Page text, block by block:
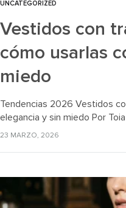
UNCATEGORIZED
Vestidos con
cómo usarlas
miedo
Tendencias 2026 Vestidos
elegancia y sin miedo Por
transparencias son el detalle
23 MARZO, 2026